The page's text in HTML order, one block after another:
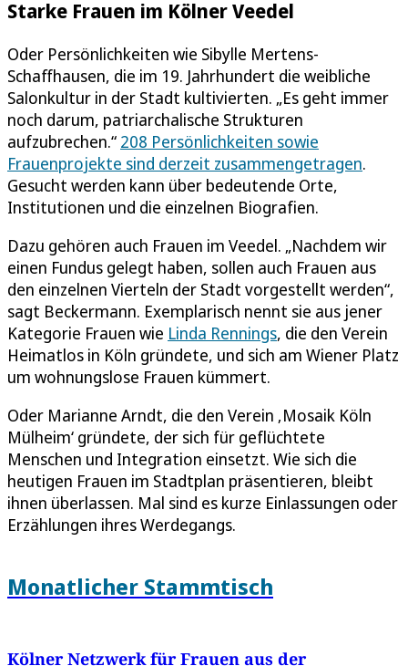
Starke Frauen im Kölner Veedel
Oder Persönlichkeiten wie Sibylle Mertens-
Schaffhausen, die im 19. Jahrhundert die weibliche
Salonkultur in der Stadt kultivierten. „Es geht immer
noch darum, patriarchalische Strukturen
aufzubrechen.“ 208 Persönlichkeiten sowie
Frauenprojekte sind derzeit zusammengetragen.
Gesucht werden kann über bedeutende Orte,
Institutionen und die einzelnen Biografien.
Dazu gehören auch Frauen im Veedel. „Nachdem wir
einen Fundus gelegt haben, sollen auch Frauen aus
den einzelnen Vierteln der Stadt vorgestellt werden“,
sagt Beckermann. Exemplarisch nennt sie aus jener
Kategorie Frauen wie Linda Rennings, die den Verein
Heimatlos in Köln gründete, und sich am Wiener Platz
um wohnungslose Frauen kümmert.
Oder Marianne Arndt, die den Verein ‚Mosaik Köln
Mülheim‘ gründete, der sich für geflüchtete
Menschen und Integration einsetzt. Wie sich die
heutigen Frauen im Stadtplan präsentieren, bleibt
ihnen überlassen. Mal sind es kurze Einlassungen oder
Erzählungen ihres Werdegangs.
Monatlicher Stammtisch
Kölner Netzwerk für Frauen aus der